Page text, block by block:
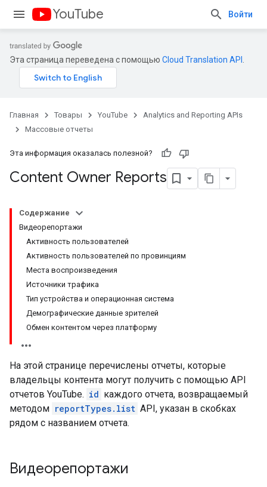
YouTube Войти
Эта страница переведена с помощью Cloud Translation API
Главная Товары YouTube
Analytics and Reporting APIs
Массовые отчеты
Эта информация оказалась полезной?
Content Owner Reports
Содержание
Видеорепортажи
Активность пользователей
Активность пользователей по провинциям
Места воспроизведения
Источники трафика
Тип устройства и операционная система
Демографические данные зрителей
Обмен контентом через платформу
На этой странице перечислены отчеты, которые
владельцы контента могут получить с помощью API
отчетов YouTube. id каждого отчета, возвращаемый
методом reportTypes.list API, указан в скобках
рядом с названием отчета.
Видеорепортажи